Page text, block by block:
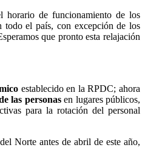
horario de funcionamiento de los
todo el país, con excepción de los
que pronto esta relajación
establecido en la RPDC; ahora
las personasen lugares públicos,
para la rotación del personal
Norte antes de abril de este año,